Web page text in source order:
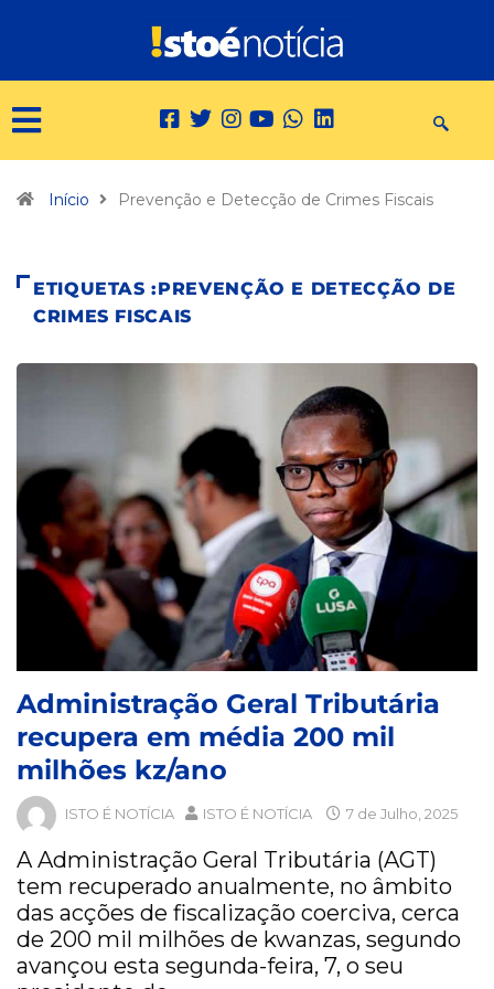
Início Prevenção e Detecção de Crimes Fiscais
ETIQUETAS :PREVENÇÃO E DETECÇÃO DE
CRIMES FISCAIS
Administração Geral Tributária
recupera em média 200 mil
milhões kz/ano
ISTO É NOTÍCIA ISTO É NOTÍCIA 7 de Julho, 2025
A Administração Geral Tributária (AGT)
tem recuperado anualmente, no âmbito
das acções de fiscalização coerciva, cerca
de 200 mil milhões de kwanzas, segundo
avançou esta segunda-feira, 7, o seu